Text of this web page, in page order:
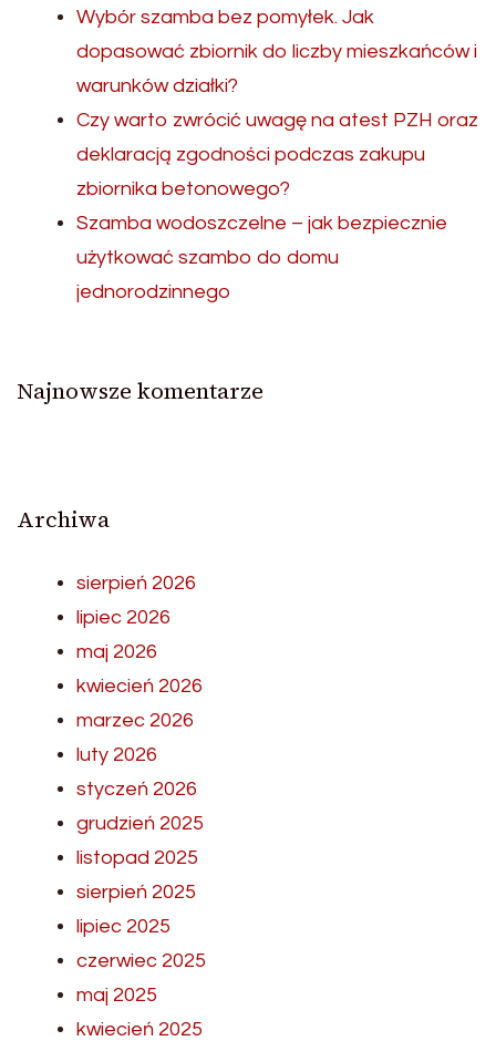
Wybór szamba bez pomyłek. Jak
dopasować zbiornik do liczby mieszkańców i
warunków działki?
Czy warto zwrócić uwagę na atest PZH oraz
deklaracją zgodności podczas zakupu
zbiornika betonowego?
Szamba wodoszczelne – jak bezpiecznie
użytkować szambo do domu
jednorodzinnego
Najnowsze komentarze
Archiwa
sierpień 2026
lipiec 2026
maj 2026
kwiecień 2026
marzec 2026
luty 2026
styczeń 2026
grudzień 2025
listopad 2025
sierpień 2025
lipiec 2025
czerwiec 2025
maj 2025
kwiecień 2025